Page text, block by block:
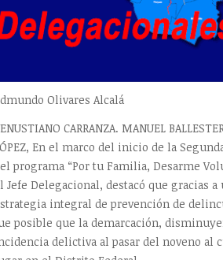
Olivares Alcalá
CARRANZA. MANUEL
En el marco del inicio de la
programa “Por tu Familia, Desarme
Jefe Delegacional, destacó que gracias a
integral de prevención de
posible que la demarcación,
delictiva al pasar del noveno al